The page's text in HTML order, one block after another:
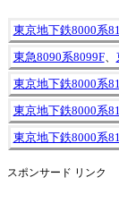
東京地下鉄8000系
東急8090系8099F、
東京地下鉄8000系
東京地下鉄8000系
東京地下鉄8000系
スポンサード リンク